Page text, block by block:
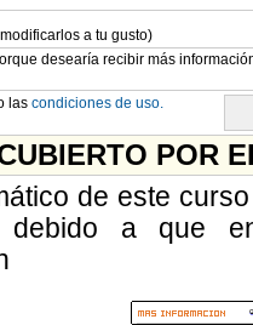
a tu gusto)
las condiciones de uso.
POR
de este
debido a que